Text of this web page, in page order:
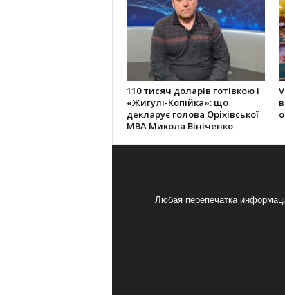
110 тисяч доларів готівкою і
«Жигулі-Копійка»: що
декларує голова Оріхівської
МВА Микола Вініченко
Любая перепечатка